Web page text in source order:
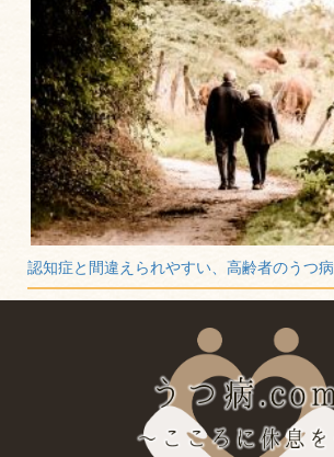
認知症と間違えられやすい、高齢者のうつ病